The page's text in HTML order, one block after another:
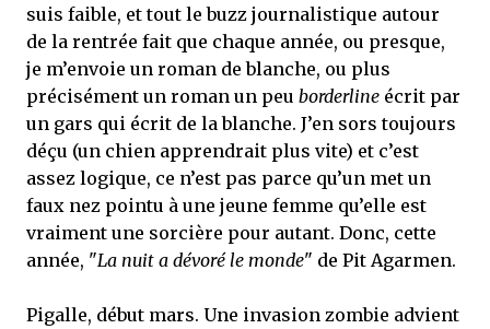
suis faible, et tout le buzz journalistique autour
de la rentrée fait que chaque année, ou presque,
je m’envoie un roman de blanche, ou plus
précisément un roman un peu borderline écrit par
un gars qui écrit de la blanche. J’en sors toujours
déçu (un chien apprendrait plus vite) et c’est
assez logique, ce n’est pas parce qu’un met un
faux nez pointu à une jeune femme qu’elle est
vraiment une sorcière pour autant. Donc, cette
année, "La nuit a dévoré le monde" de Pit Agarmen.
Pigalle, début mars. Une invasion zombie advient